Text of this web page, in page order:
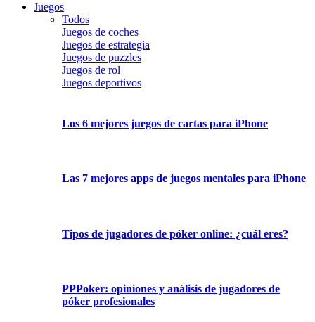
Juegos
Todos
Juegos de coches
Juegos de estrategia
Juegos de puzzles
Juegos de rol
Juegos deportivos
Los 6 mejores juegos de cartas para iPhone
Las 7 mejores apps de juegos mentales para iPhone
Tipos de jugadores de póker online: ¿cuál eres?
PPPoker: opiniones y análisis de jugadores de
póker profesionales